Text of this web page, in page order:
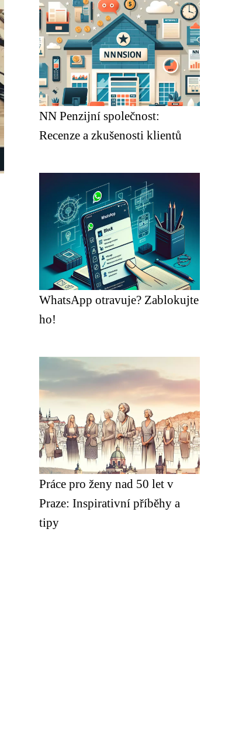
NN Penzijní společnost:
Recenze a zkušenosti klientů
WhatsApp otravuje? Zablokujte
ho!
Práce pro ženy nad 50 let v
Praze: Inspirativní příběhy a
tipy